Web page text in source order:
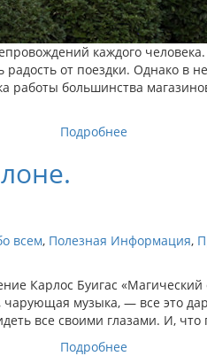
каждого человека.
от поездки. Однако в
работы большинства
Подробнее
всем, Полезная Информация,
Карлос Буигас
музыка, — все это
все своими глазами. И, что
Подробнее